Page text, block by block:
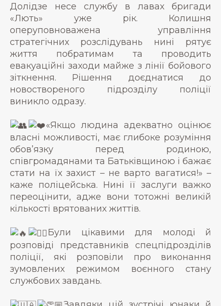
Долідзе несе службу в лавах бригади
«Лють» уже рік. Колишня
оперуповноважена управління
стратегічних розслідувань нині рятує
життя побратимам та проводить
евакуаційні заходи майже з лінії бойового
зіткнення. Рішення доєднатися до
новоствореного підрозділу поліції
виникло одразу.
«Якщо людина адекватно оцінює
власні можливості, має глибоке розуміння
обов’язку перед родиною,
співгромадянами та Батьківщиною і бажає
стати на їх захист – не варто вагатися!» –
каже поліцейська. Нині її заслуги важко
переоцінити, адже вони тотожні великій
кількості врятованих життів.
Були цікавими для молоді й
розповіді представників спецпідрозділів
поліції, які розповіли про виконання
зумовлених режимом воєнного стану
службових завдань.